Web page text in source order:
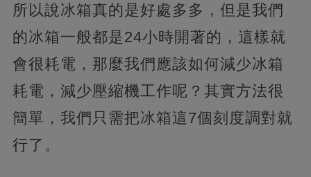
所以說冰箱真的是好處多多，但是我們
的冰箱一般都是24小時開著的，這樣就
會很耗電，那麼我們應該如何減少冰箱
耗電，減少壓縮機工作呢？其實方法很
簡單，我們只需把冰箱這7個刻度調對就
行了。